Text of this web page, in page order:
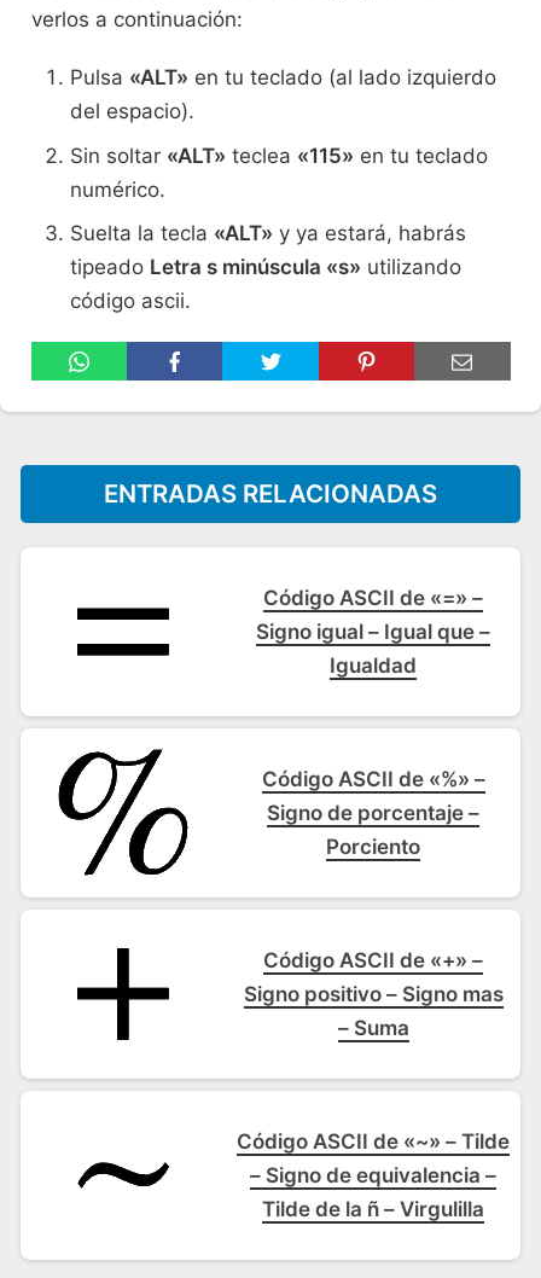
verlos a continuación:
Pulsa «ALT» en tu teclado (al lado izquierdo
del espacio).
Sin soltar «ALT» teclea «115» en tu teclado
numérico.
Suelta la tecla «ALT» y ya estará, habrás
tipeado Letra s minúscula «s» utilizando
código ascii.
ENTRADAS RELACIONADAS
Código ASCII de «=» –
Signo igual – Igual que –
Igualdad
Código ASCII de «%» –
Signo de porcentaje –
Porciento
Código ASCII de «+» –
Signo positivo – Signo mas
– Suma
Código ASCII de «~» – Tilde
– Signo de equivalencia –
Tilde de la ñ – Virgulilla